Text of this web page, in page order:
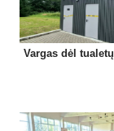
Vargas dėl tualetų